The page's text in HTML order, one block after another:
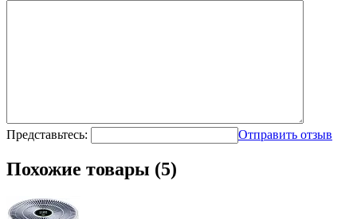
Представьтесь: Отправить отзыв
Похожие товары (5)